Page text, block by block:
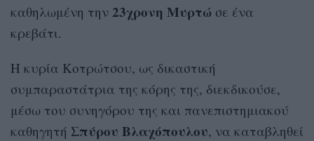
καθηλωμένη την 23χρονη Μυρτώ σε ένα
κρεβάτι.
Η κυρία Κοτρώτσου, ως δικαστική
συμπαραστάτρια της κόρης της, διεκδικούσε,
μέσω του συνηγόρου της και πανεπιστημιακού
καθηγητή Σπύρου Βλαχόπουλου, να καταβληθεί